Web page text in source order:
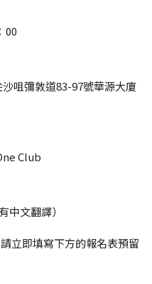
00
咀彌敦道83-97號華源大廈
Club
中文翻譯）
請立即填寫下方的報名表預留